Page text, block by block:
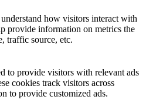
how visitors interact with
provide information on metrics the
traffic source, etc.
to provide visitors with relevant ads
cookies track visitors across
to provide customized ads.